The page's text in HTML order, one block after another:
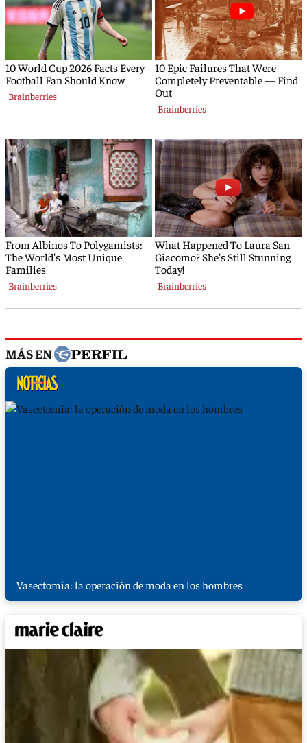
MÁS EN
Vasectomía: la operación de moda en los hombres